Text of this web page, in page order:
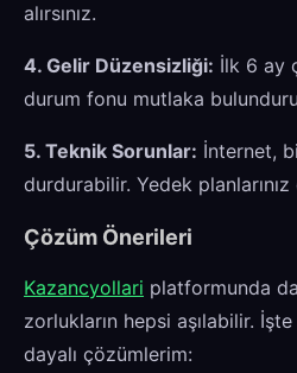
alırsınız.
4. Gelir Düzensizliği: İlk 6 ay
durum fonu mutlaka
5. Teknik Sorunlar: İnternet,
durdurabilir. Yedek planlarınız
Çözüm Önerileri
Kazancyollari platformunda
zorlukların hepsi aşılabilir.
dayalı çözümlerim: